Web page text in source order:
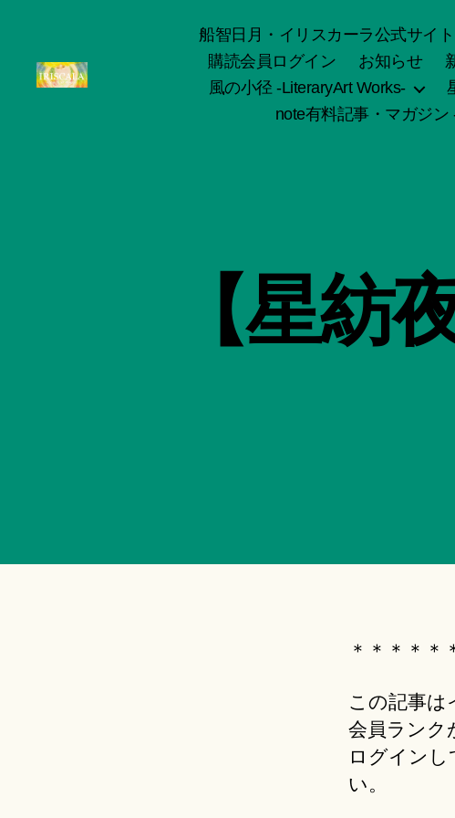
船智日月・イリスカーラ公式サイ
購読会員ログイン
お知らせ
風の小径 -LiteraryArt Works-
note有料記事・マガジン
【星紡
＊＊＊＊＊
この記事は
会員ランク
ログイン
い。